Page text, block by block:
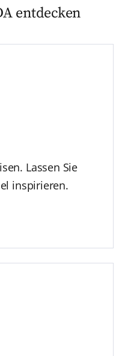
entdecken
Lassen Sie
inspirieren.